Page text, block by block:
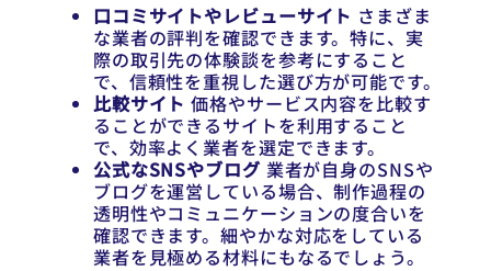
口コミサイトやレビューサイト さまざま
な業者の評判を確認できます。特に、実
際の取引先の体験談を参考にすること
で、信頼性を重視した選び方が可能です。
比較サイト 価格やサービス内容を比較す
ることができるサイトを利用すること
で、効率よく業者を選定できます。
公式なSNSやブログ業者が自身のSNSや
ブログを運営している場合、制作過程の
透明性やコミュニケーションの度合いを
確認できます。細やかな対応をしている
業者を見極める材料にもなるでしょう。